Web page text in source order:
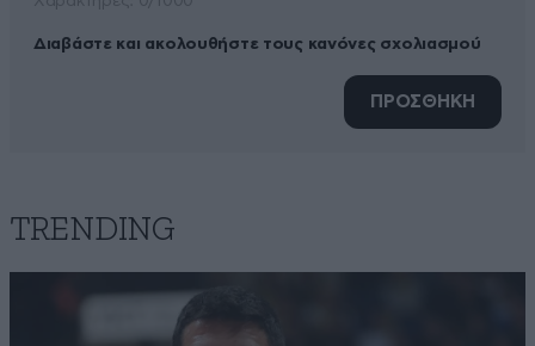
Διαβάστε και ακολουθήστε τους κανόνες σχολιασμού
ΠΡΟΣΘΗΚΗ
TRENDING